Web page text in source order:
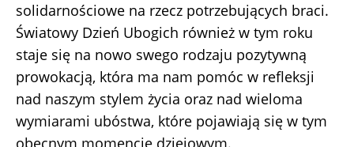
solidarnościowe na rzecz potrzebujących braci.
Światowy Dzień Ubogich również w tym roku
staje się na nowo swego rodzaju pozytywną
prowokacją, która ma nam pomóc w refleksji
nad naszym stylem życia oraz nad wieloma
wymiarami ubóstwa, które pojawiają się w tym